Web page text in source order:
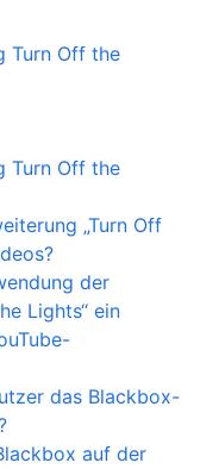
Turn Off the
Turn Off the
„Turn Off
der
Lights“ ein
das Blackbox-
auf der